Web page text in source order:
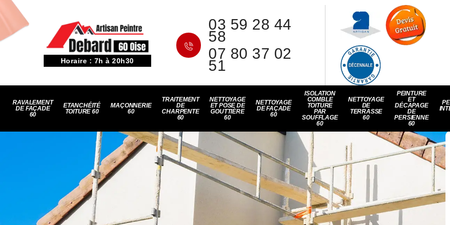
Horaire : 7h à 20h30
03 59 28 44
58
07 80 37 02
51
RAVALEMENT
DE FAÇADE
60
ETANCHÉITÉ
TOITURE 60
MAÇONNERIE
60
TRAITEMENT
DE
CHARPENTE
60
NETTOYAGE
ET POSE DE
GOUTTIÈRE
60
NETTOYAGE
DE FAÇADE
60
ISOLATION
COMBLE
TOITURE
PAR
SOUFFLAGE
60
NETTOYAGE
DE
TERRASSE
60
PEINTURE
ET
DÉCAPAGE
DE
PERSIENNE
60